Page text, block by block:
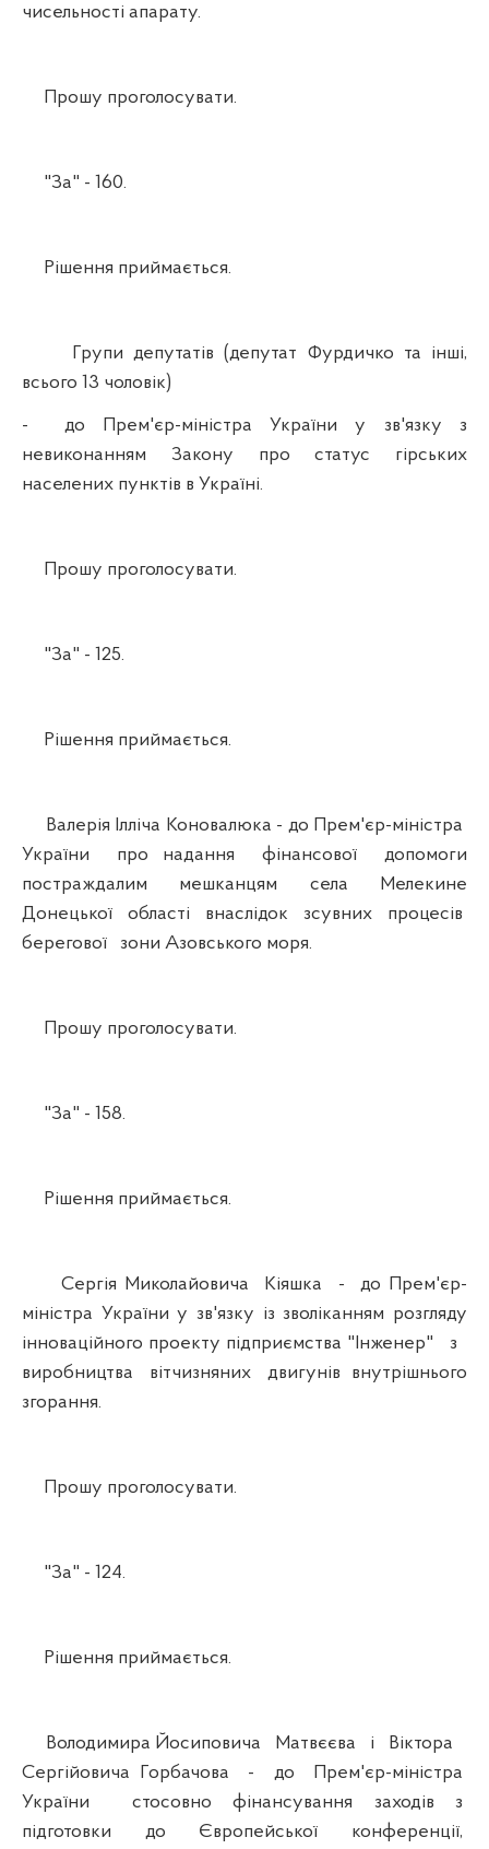
чисельності апарату.
Прошу проголосувати.
"За" - 160.
Рішення приймається.
Групи депутатів (депутат Фурдичко та інші,
всього 13 чоловік)
- до Прем'єр-міністра України у зв'язку з
невиконанням Закону про статус гірських
населених пунктів в Україні.
Прошу проголосувати.
"За" - 125.
Рішення приймається.
Валерія Ілліча Коновалюка - до Прем'єр-міністра
України про надання фінансової допомоги
постраждалим мешканцям села Мелекине
Донецької області внаслідок зсувних процесів
берегової зони Азовського моря.
Прошу проголосувати.
"За" - 158.
Рішення приймається.
Сергія Миколайовича Кіяшка - до Прем'єр-
міністра України у зв'язку із зволіканням розгляду
інноваційного проекту підприємства "Інженер" з
виробництва вітчизняних двигунів внутрішнього
згорання.
Прошу проголосувати.
"За" - 124.
Рішення приймається.
Володимира Йосиповича Матвєєва і Віктора
Сергійовича Горбачова - до Прем'єр-міністра
України стосовно фінансування заходів з
підготовки до Європейської конференції,